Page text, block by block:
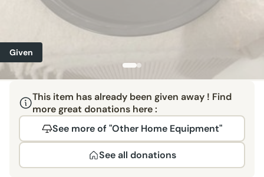
Given
This item has already been given away ! Find
more great donations here :
See more of "Other Home Equipment"
See all donations